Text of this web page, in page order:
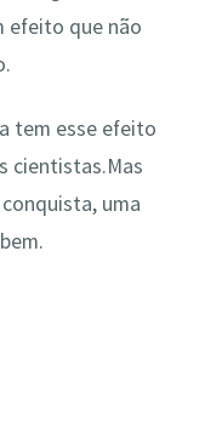
efeito que não
tem esse efeito
cientistas.Mas
uma